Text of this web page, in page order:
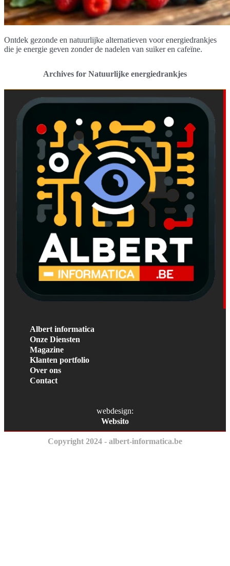
Ontdek gezonde en natuurlijke alternatieven voor energiedrankjes
die je energie geven zonder de nadelen van suiker en cafeïne.
Archives for Natuurlijke energiedrankjes
Albert informatica
Onze Diensten
Magazine
Klanten portfolio
Over ons
Contact
webdesign:
Websito
Copyright 2024 - albert-informatica.be